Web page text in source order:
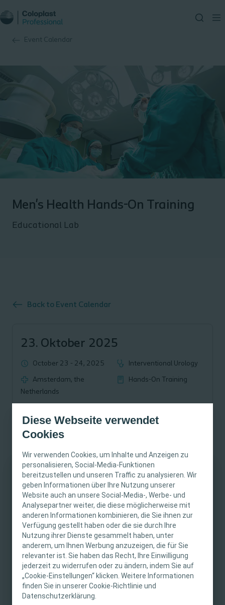
Diese Webseite verwendet
Cookies
Wir verwenden Cookies, um Inhalte und Anzeigen zu
personalisieren, Social-Media-Funktionen
bereitzustellen und unseren Traffic zu analysieren. Wir
geben Informationen über Ihre Nutzung unserer
Website auch an unsere Social-Media-, Werbe- und
Analysepartner weiter, die diese möglicherweise mit
anderen Informationen kombinieren, die Sie ihnen zur
Verfügung gestellt haben oder die sie durch Ihre
Nutzung ihrer Dienste gesammelt haben, unter
anderem, um Ihnen Werbung anzuzeigen, die für Sie
relevanter ist. Sie haben das Recht, Ihre Einwilligung
jederzeit zu widerrufen oder zu ändern, indem Sie auf
„Cookie-Einstellungen“ klicken. Weitere Informationen
finden Sie in unserer Cookie-Richtlinie und
Datenschutzerklärung.
Event Calendar
WICHTIGER HINWEIS
Diese Website richtet sich nur an medizinisches
Fachpersonal. Der Inhalt der Website ist für
fachliche Informations- und Fortbildungszwecke
bestimmt. Coloplast bietet keinen individuellen
medizinischen Rat. Die Verantwortung für die
individuelle Patientenversorgung liegt beim
medizinischen Fachpersonal. Detaillierte
Produktinformationen zu den vorgestellten
Produkten, einschließlich Anwendungshinweise,
Men's Health Hands-On Training
Educational Lab
Back to Event Calendar
23. Oktober 2025
October 23 - 24, 2025
Amsterdam, the
Netherlands
Interventional Urology
Hands-On Training
Shireen Poelstra, Clinical Marketing Manager
Introduction to Titan® IPPs
Prof. Van Renterghem and Dr. Osmonov​
Complex pathology and rare cases
Prof. Van Renterghem and Dr. Osmonov​
Semi-live videos from expert cases
Attendees session
Videos and presentations of patient cases from the Attendees
Prof. Van Renterghem and Dr. Osmonov​
Hands-on training: What to do with crossovers, urethral
damage, reservoir placement, perforations, difficult fibrosis etc.​